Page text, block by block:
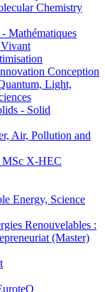
Chemistry
Mathématiques
Vivant
Conception
Light,
- Solid
Air, Pollution and
MSc X-HEC
Energy, Science
Renouvelables :
(Master)